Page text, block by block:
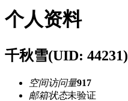
个人资料
千秋雪(UID: 44231)
空间访问量917
邮箱状态未验证